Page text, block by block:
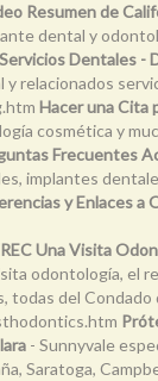
Resumen de
dental y
Servicios Dentales -
relacionados
Hacer una Cita
cosmética y
Frecuentes
implantes
y Enlaces a
Una Visita
odontología, el
todas del Condado
- Sunnyvale
Saratoga,